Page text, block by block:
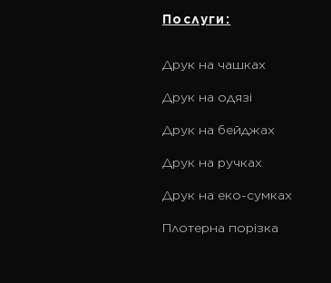
Послуги:
Друк на чашках
Друк на одязі
Друк на бейджах
Друк на ручках
Друк на еко-сумках
Плотерна порізка